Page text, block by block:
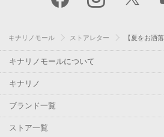
キナリノモール ストアレター 【夏をお洒
キナリノモールについて
キナリノ
ブランド一覧
ストア一覧